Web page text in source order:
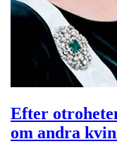
Efter
om andra